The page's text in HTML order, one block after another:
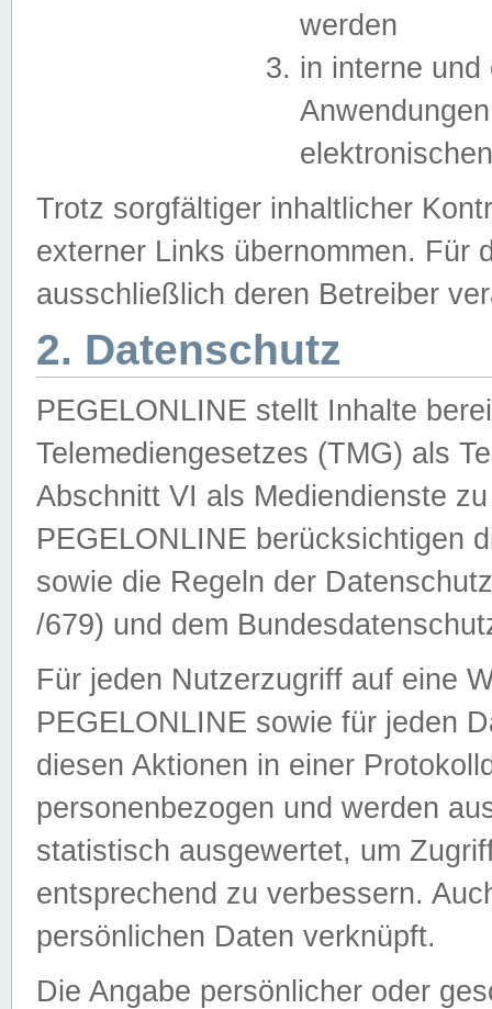
werden
in interne
Trotz sorgfältiger inhaltlicher
externer Links übernommen. Für
ausschließlich deren Betreiber
2. Datenschutz
PEGELONLINE stellt Inhalte
Telemediengesetzes (TMG) als
Abschnitt VI als Mediendienste
PEGELONLINE berücksichtigen
sowie die Regeln der
/679) und dem
Für jeden Nutzerzugriff auf eine
PEGELONLINE sowie für jeden
diesen Aktionen in einer
personenbezogen und werden
statistisch ausgewertet, um
entsprechend zu verbessern.
persönlichen Daten verknüpft.
Die Angabe persönlicher oder